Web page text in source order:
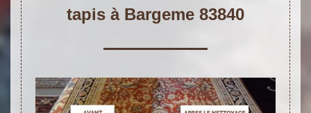
tapis à Bargeme 83840